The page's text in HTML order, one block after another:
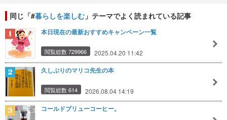
同じ「#暮らしを楽しむ 」テーマでよく読まれている記事
本日現在の最新おすすめキャンペーン一覧
閲覧総数 729966 2025.04.20 11:42
久しぶりのマリコ先生の本
閲覧総数 614 2026.08.04 14:19
コールドブリューコーヒー。